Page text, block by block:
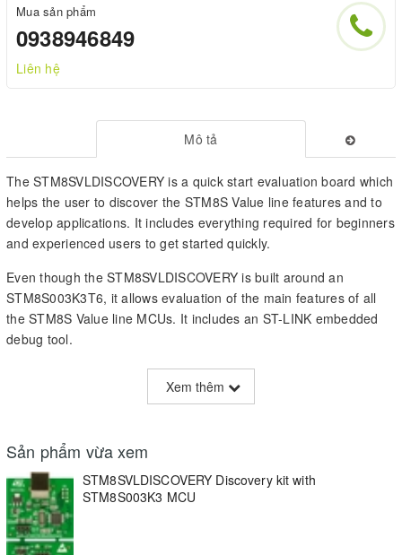
Mua sản phẩm
0938946849
Liên hệ
Mô tả
The STM8SVLDISCOVERY is a quick start evaluation board which
helps the user to discover the STM8S Value line features and to
develop applications. It includes everything required for beginners
and experienced users to get started quickly.
Even though the STM8SVLDISCOVERY is built around an
STM8S003K3T6, it allows evaluation of the main features of all
the STM8S Value line MCUs. It includes an ST-LINK embedded
debug tool.
The STM8SVLDISCOVERY simply plugs into a PC through a
standard USB cable. Numerous applications are available from
Key Features
STM8S003K3T6 microcontroller, 8-Kbyte Flash memory, 1-Kbyte
RAM, 128-byte EEPROM
Powered by USB cable between PC and STM8SVLDISCOVERY
Selectable power of 5 V or 3.3 V
Xem thêm
Sản phẩm vừa xem
STM8SVLDISCOVERY Discovery kit with
STM8S003K3 MCU